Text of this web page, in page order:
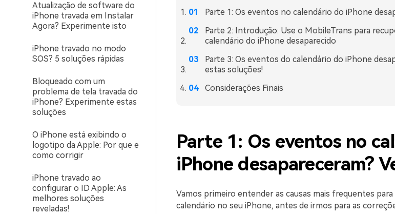
Atualização de software do
iPhone travada em Instalar
Agora? Experimente isto
iPhone travado no modo
SOS? 5 soluções rápidas
Bloqueado com um
problema de tela travada do
iPhone? Experimente estas
soluções
O iPhone está exibindo o
logotipo da Apple: Por que e
como corrigir
iPhone travado ao
configurar o ID Apple: As
melhores soluções
reveladas!
Parte 1: Os eventos no calendário do iPhone
Parte 2: Introdução: Use o MobileTrans para
calendário do iPhone desaparecido
Parte 3: Os eventos do calendário do iPhone
estas soluções!
Considerações Finais
Parte 1: Os eventos no
iPhone desapareceram?
Vamos primeiro entender as causas mais frequentes
calendário no seu iPhone, antes de irmos para as